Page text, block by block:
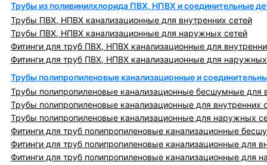
Трубы из поливинилхлорида ПВХ, НПВХ и соединительные
Трубы ПВХ, НПВХ канализационные для внутренних сетей
Трубы ПВХ, НПВХ канализационные для наружных сетей
Фитинги для труб ПВХ, НПВХ канализационные для
Фитинги для труб ПВХ, НПВХ канализационные для
Трубы полипропиленовые канализационные и
Трубы полипропиленовые канализационные бесшумные для
Трубы полипропиленовые канализационные для внутренних
Трубы полипропиленовые канализационные для наружных
Фитинги для труб полипропиленовые канализационные
Фитинги для труб полипропиленовые канализационные для
Фитинги для труб полипропиленовые канализационные для